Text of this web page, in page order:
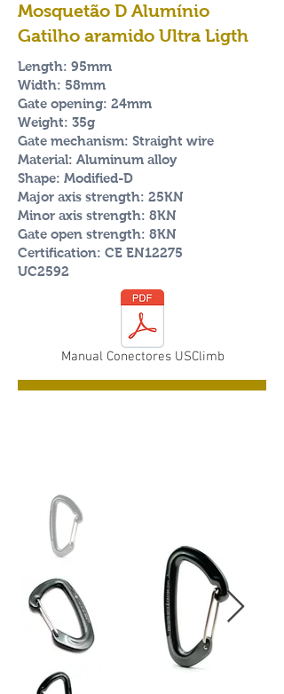
Mosquetão D Alumínio
Gatilho aramido Ultra Ligth
Length: 95mm
Width: 58mm
Gate opening: 24mm
Weight: 35g
Gate mechanism: Straight wire
Material: Aluminum alloy
Shape: Modified-D
Major axis strength: 25KN
Minor axis strength: 8KN
Gate open strength: 8KN
Certification: CE EN12275
UC2592
Manual Conectores USClimb